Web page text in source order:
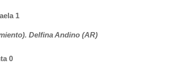
1
Delfina Andino (AR)
0